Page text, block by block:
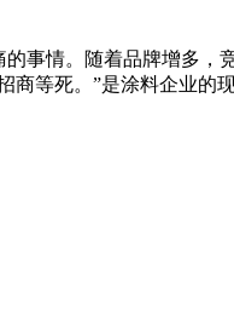
事情。随着品牌增多
等死。”是涂料企业的现